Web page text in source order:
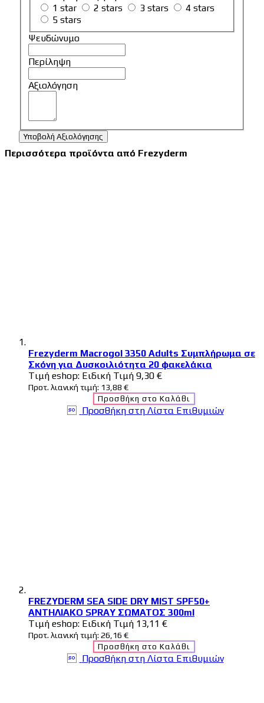
1 star
2 stars 3 stars
4 stars
5 stars
Ψευδώνυμο
Περίληψη
Αξιολόγηση
Υποβολή Αξιολόγησης
Περισσότερα προϊόντα από Frezyderm
Frezyderm Macrogol 3350 Adults Συμπλήρωμα σε
Σκόνη για Δυσκοιλιότητα 20 φακελάκια
Tιμή eshop: Ειδική Τιμή 9,30 €
Προτ. λιανική τιμή: 13,88 €
Προσθήκη στο Καλάθι
Προσθήκη στη Λίστα Επιθυμιών
FREZYDERM SEA SIDE DRY MIST SPF50+
ΑΝΤΗΛΙΑΚΟ SPRAY ΣΩΜΑΤΟΣ 300ml
Tιμή eshop: Ειδική Τιμή 13,11 €
Προτ. λιανική τιμή: 26,16 €
Προσθήκη στο Καλάθι
Προσθήκη στη Λίστα Επιθυμιών